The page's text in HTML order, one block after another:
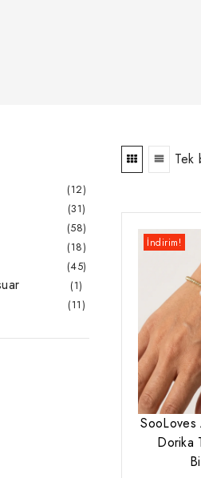
Tek
İndirim!
SooLoves
Dorika
1212
ürün
3131
ürün
5858
ürün
1818
ürün
4545
11
ürün
1111